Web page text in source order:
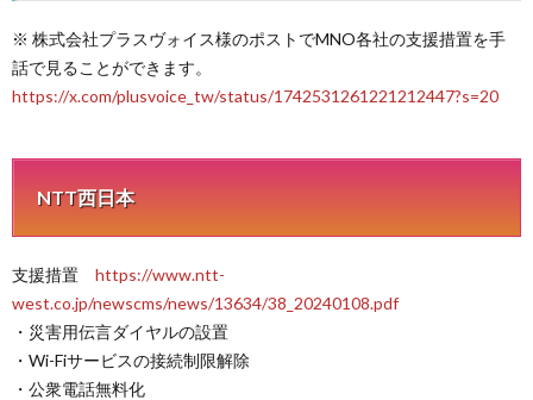
※ 株式会社プラスヴォイス様のポストでMNO各社の支援措置を手
話で見ることができます。
https://x.com/plusvoice_tw/status/1742531261221212447?s=20
NTT西日本
支援措置 https://www.ntt-
west.co.jp/newscms/news/13634/38_20240108.pdf
・災害用伝言ダイヤルの設置
・Wi-Fiサービスの接続制限解除
・公衆電話無料化